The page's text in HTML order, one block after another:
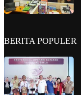
BERITA POPULER